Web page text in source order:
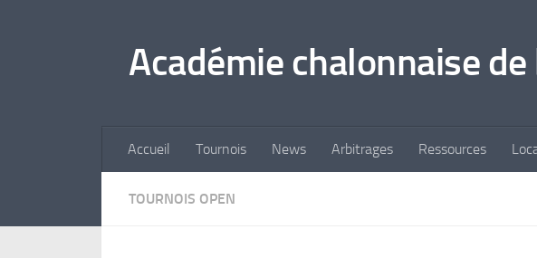
Académie chalonnaise
Accueil Tournois News Arbitrages Ressources
TOURNOIS OPEN